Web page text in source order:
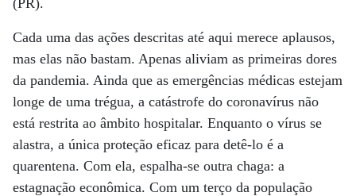
(PR).
Cada uma das ações descritas até aqui merece aplausos,
mas elas não bastam. Apenas aliviam as primeiras dores
da pandemia. Ainda que as emergências médicas estejam
longe de uma trégua, a catástrofe do coronavírus não
está restrita ao âmbito hospitalar. Enquanto o vírus se
alastra, a única proteção eficaz para detê-lo é a
quarentena. Com ela, espalha-se outra chaga: a
estagnação econômica. Com um terço da população